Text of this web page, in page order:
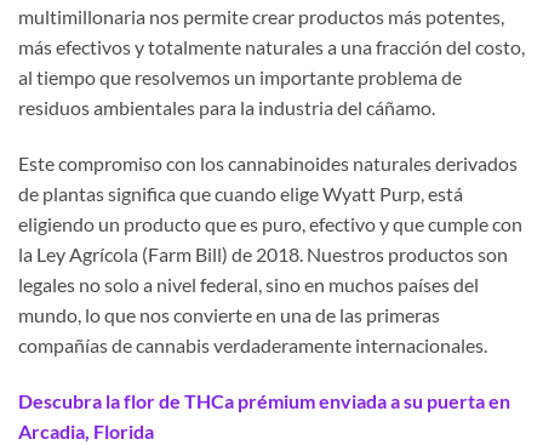
multimillonaria nos permite crear productos más potentes,
más efectivos y totalmente naturales a una fracción del costo,
al tiempo que resolvemos un importante problema de
residuos ambientales para la industria del cáñamo.
Este compromiso con los cannabinoides naturales derivados
de plantas significa que cuando elige Wyatt Purp, está
eligiendo un producto que es puro, efectivo y que cumple con
la Ley Agrícola (Farm Bill) de 2018. Nuestros productos son
legales no solo a nivel federal, sino en muchos países del
mundo, lo que nos convierte en una de las primeras
compañías de cannabis verdaderamente internacionales.
Descubra la flor de THCa prémium enviada a su puerta en
Arcadia, Florida